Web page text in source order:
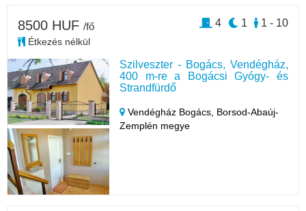
Szilveszter - Bogács, Vendégház,
400 m-re a Bogácsi Gyógy- és
Strandfürdő
Vendégház Bogács, Borsod-Abaúj-
Zemplén megye
8500 HUF /fő
Étkezés nélkül
1 - 10
1
4